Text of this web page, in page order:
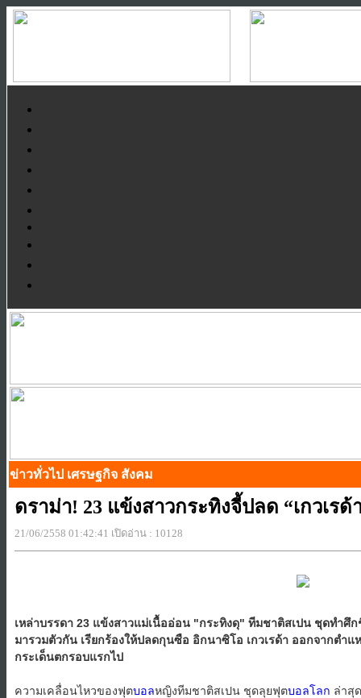
ข่าวทั่วไป เศรษฐกิจ สังคม
ดราม่า! 23 แข้งสาวกระทิงจี้ปลด “เกวเร
21/06/2558 01:42:41 เปิดอ่าน : 10128
เหล่าบรรดา 23 แข้งสาวแม่เนื้ออ่อน "กระทิงดุ" ทีมชาติสเปน ชุดทำศึ
มารวมตัวกัน เรียกร้องให้ปลดกุนซือ อิกนาซิโอ เกวเรด้า ออกจากตำแ
กระเด็นตกรอบแรกไป
ความเคลื่อนไหวของฟุตบอลหญิงทีมชาติสเปน ชุดลุยฟุตบอลโลก ล่าสุ